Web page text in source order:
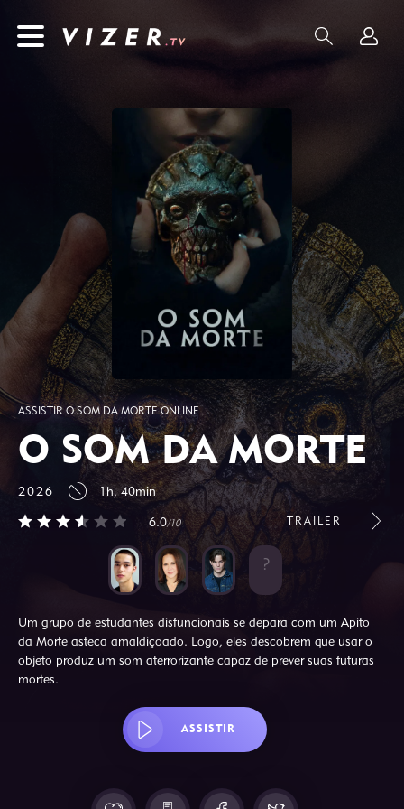
ASSISTIR O SOM DA MORTE ONLINE
O SOM DA MORTE
2026 1h, 40min
6.0/10 TRAILER
Um grupo de estudantes disfuncionais se depara com um Apito
da Morte asteca amaldiçoado. Logo, eles descobrem que usar o
objeto produz um som aterrorizante capaz de prever suas futuras
mortes.
ASSISTIR